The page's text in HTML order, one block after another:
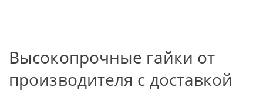
КОНТАКТЫ
Высокопрочные гайки от
производителя с доставкой